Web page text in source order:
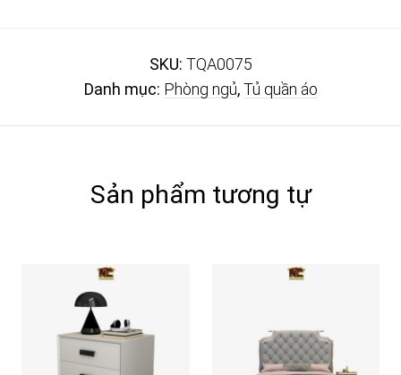
SKU: TQA0075
Danh mục: Phòng ngủ,Tủ quần áo
Sản phẩm tương tự